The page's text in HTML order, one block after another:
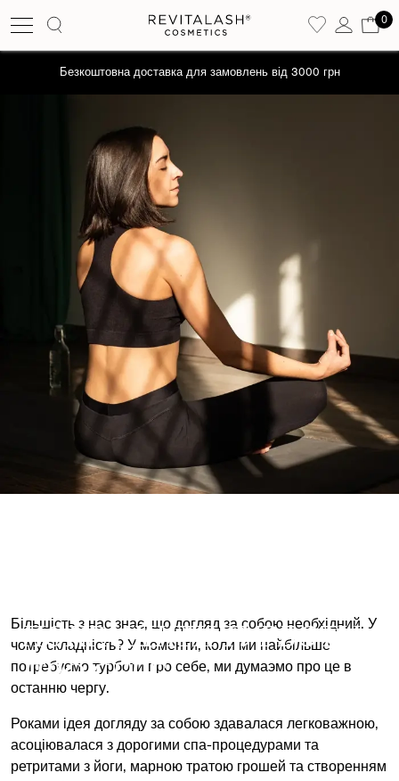
0
Безкоштовна доставка для замовлень від 3000 грн
ПОКРАЩИТИ ТУРБОТУ
ПРО СЕБЕ
Більшість з нас знає, що догляд за собою необхідний. У
чому складність? У моменти, коли ми найбільше
потребуємо турботи про себе, ми думаэмо про це в
останню чергу.
Роками ідея догляду за собою здавалася легковажною,
асоціювалася з дорогими спа-процедурами та
ретритами з йоги, марною тратою грошей та створенням